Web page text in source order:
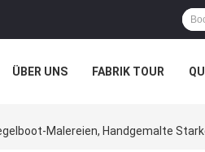
ÜBER UNS FABRIK TOUR
Malereien, Handgemalte